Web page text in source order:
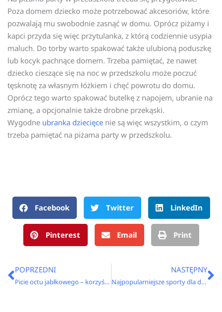
Poza domem dziecko może potrzebować akcesoriów, które
pozwalają mu swobodnie zasnąć w domu. Oprócz piżamy i
kapci przyda się więc przytulanka, z którą codziennie usypia
maluch. Do torby warto spakować także ulubioną poduszkę
lub kocyk pachnące domem. Trzeba pamiętać, że nawet
dziecko cieszące się na noc w przedszkolu może poczuć
tęsknotę za własnym łóżkiem i chęć powrotu do domu.
Oprócz tego warto spakować butelkę z napojem, ubranie na
zmianę, a opcjonalnie także drobne przekąski.
Wygodne ubranka dziecięce nie są więc wszystkim, o czym
trzeba pamiętać na piżama party w przedszkolu.
Facebook Twitter LinkedIn
Pinterest Email Print
Prev
POPRZEDNI
Picie octu jabłkowego – korzyści i skutki uboczne
NASTĘPNY
Najpopularniejsze sporty dla dzieci